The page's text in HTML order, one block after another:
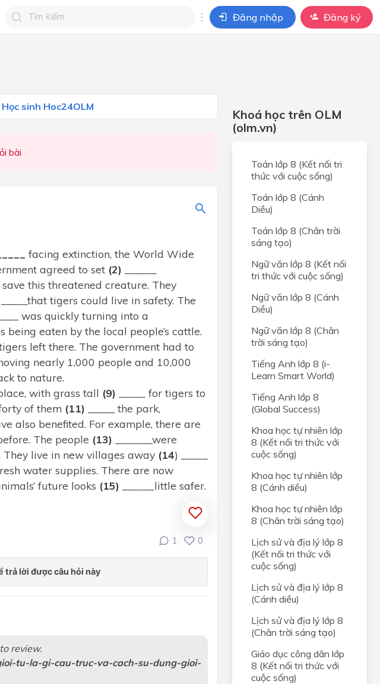
Đăng nhập Đăng ký
sinh Hoc24OLM
bài
facing extinction, the World Wide
agreed to set (2)
save this threatened creature. They
_____that tigers could live in safety. The
was quickly turning into a
being eaten by the local people’s cattle.
left there. The government had to
nearly 1,000 people and 10,000
to nature.
with grass tall (9) _____ for tigers to
of them (11) _____ the park,
also benefited. For example, there are
The people (13) _______were
live in new villages away (14) _____
water supplies. There are now
future looks (15) ______little safer.
1 0
review.
tu-la-gi-cau-truc-va-cach-su-dung-gioi-
Khoá học trên OLM
(olm.vn)
Toán lớp 8 (Kết nối tri
thức với cuộc sống)
Toán lớp 8 (Cánh
Diều)
Toán lớp 8 (Chân trời
sáng tạo)
Ngữ văn lớp 8 (Kết nối
tri thức với cuộc sống)
Ngữ văn lớp 8 (Cánh
Diều)
Ngữ văn lớp 8 (Chân
trời sáng tạo)
Tiếng Anh lớp 8 (i-
Learn Smart World)
Tiếng Anh lớp 8
(Global Success)
Khoa học tự nhiên lớp
8 (Kết nối tri thức với
cuộc sống)
Khoa học tự nhiên lớp
8 (Cánh diều)
Khoa học tự nhiên lớp
8 (Chân trời sáng tạo)
Lịch sử và địa lý lớp 8
(Kết nối tri thức với
cuộc sống)
Lịch sử và địa lý lớp 8
(Cánh diều)
Lịch sử và địa lý lớp 8
(Chân trời sáng tạo)
Giáo dục công dân lớp
8 (Kết nối tri thức với
cuộc sống)